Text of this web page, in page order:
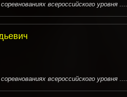
всероссийского уровня ....
всероссийского уровня ....